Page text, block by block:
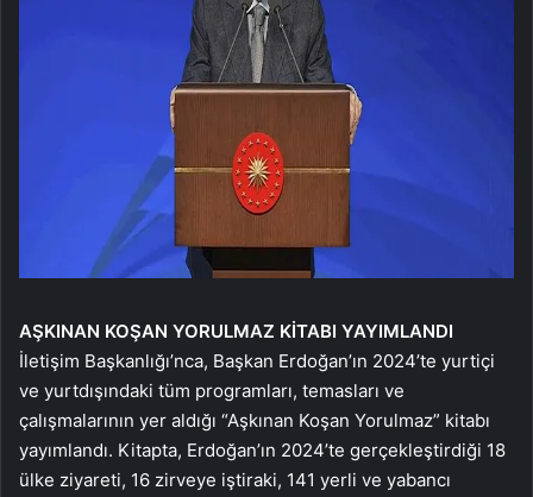
AŞKINAN KOŞAN YORULMAZ KİTABI YAYIMLANDI
İletişim Başkanlığı’nca, Başkan Erdoğan’ın 2024’te yurtiçi
ve yurtdışındaki tüm programları, temasları ve
çalışmalarının yer aldığı “Aşkınan Koşan Yorulmaz” kitabı
yayımlandı. Kitapta, Erdoğan’ın 2024’te gerçekleştirdiği 18
ülke ziyareti, 16 zirveye iştiraki, 141 yerli ve yabancı